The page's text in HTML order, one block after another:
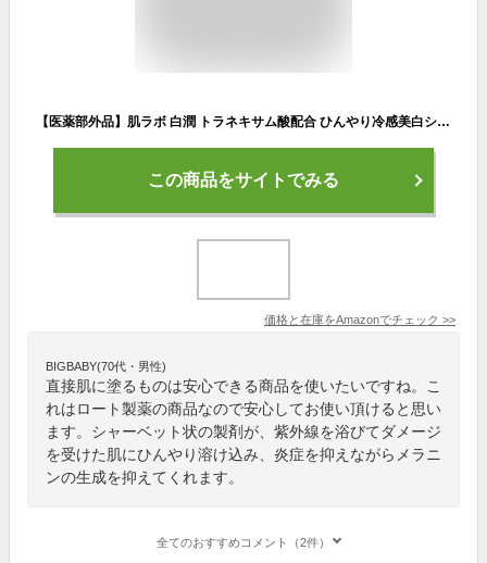
【医薬部外品】肌ラボ 白潤 トラネキサム酸配合 ひんやり冷感美白シャーベット 30g
この商品をサイトでみる
価格と在庫をAmazonでチェック >>
BIGBABY(70代・男性)
直接肌に塗るものは安心できる商品を使いたいですね。こ
れはロート製薬の商品なので安心してお使い頂けると思い
ます。シャーベット状の製剤が、紫外線を浴びてダメージ
を受けた肌にひんやり溶け込み、炎症を抑えながらメラニ
ンの生成を抑えてくれます。
全てのおすすめコメント（2件）